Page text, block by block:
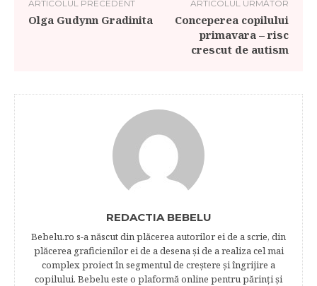
ARTICOLUL PRECEDENT
Olga Gudynn Gradinita
ARTICOLUL URMĂTOR
Conceperea copilului
primavara – risc
crescut de autism
REDACTIA BEBELU
Bebelu.ro s-a născut din plăcerea autorilor ei de a scrie, din
plăcerea graficienilor ei de a desena şi de a realiza cel mai
complex proiect în segmentul de creştere şi îngrijire a
copilului. Bebelu este o plaformă online pentru părinţi şi